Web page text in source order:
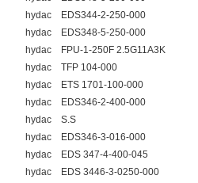
hydac EDS344-2-250-000
hydac EDS348-5-250-000
hydac FPU-1-250F 2.5G11A3K
hydac TFP 104-000
hydac ETS 1701-100-000
hydac EDS346-2-400-000
hydac S.S
hydac EDS346-3-016-000
hydac EDS 347-4-400-045
hydac EDS 3446-3-0250-000